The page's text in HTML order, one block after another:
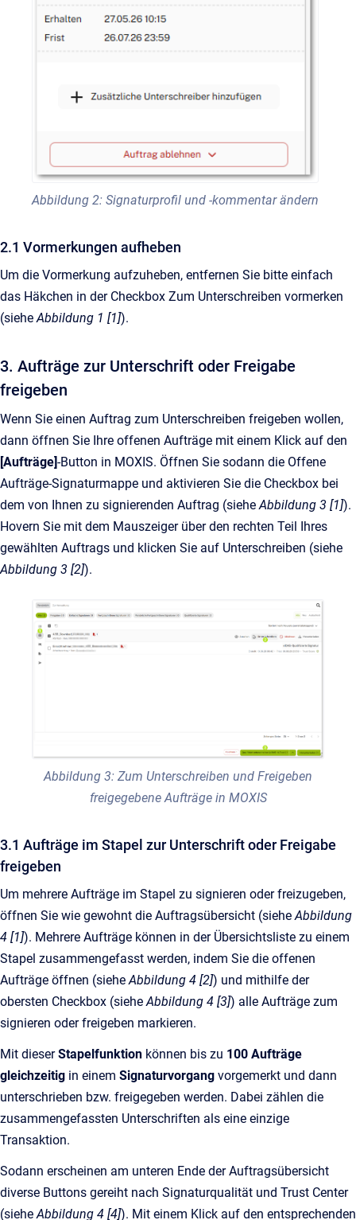
Abbildung 2: Signaturprofil und -kommentar ändern
2.1 Vormerkungen aufheben
Um die Vormerkung aufzuheben, entfernen Sie bitte einfach
das Häkchen in der Checkbox Zum Unterschreiben vormerken
(siehe Abbildung 1 [1]).
3. Aufträge zur Unterschrift oder Freigabe
freigeben
Wenn Sie einen Auftrag zum Unterschreiben freigeben wollen,
dann öffnen Sie Ihre offenen Aufträge mit einem Klick auf den
[Aufträge]-Button in MOXIS. Öffnen Sie sodann die Offene
Aufträge-Signaturmappe und aktivieren Sie die Checkbox bei
dem von Ihnen zu signierenden Auftrag (siehe Abbildung 3 [1]).
Hovern Sie mit dem Mauszeiger über den rechten Teil Ihres
gewählten Auftrags und klicken Sie auf Unterschreiben (siehe
Abbildung 3 [2]).
Abbildung 3: Zum Unterschreiben und Freigeben
freigegebene Aufträge in MOXIS
3.1 Aufträge im Stapel zur Unterschrift oder Freigabe
freigeben
Um mehrere Aufträge im Stapel zu signieren oder freizugeben,
öffnen Sie wie gewohnt die Auftragsübersicht (siehe Abbildung
4 [1]). Mehrere Aufträge können in der Übersichtsliste zu einem
Stapel zusammengefasst werden, indem Sie die offenen
Aufträge öffnen (siehe Abbildung 4 [2]) und mithilfe der
obersten Checkbox (siehe Abbildung 4 [3]) alle Aufträge zum
signieren oder freigeben markieren.
Mit dieserStapelfunktion können bis zu 100 Aufträge
gleichzeitig in einem Signaturvorgang vorgemerkt und dann
unterschrieben bzw. freigegeben werden. Dabei zählen die
zusammengefassten Unterschriften als eine einzige
Transaktion.
Sodann erscheinen am unteren Ende der Auftragsübersicht
diverse Buttons gereiht nach Signaturqualität und Trust Center
(siehe Abbildung 4 [4]). Mit einem Klick auf den entsprechenden